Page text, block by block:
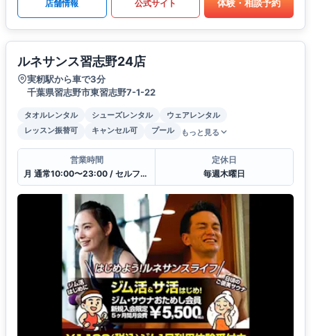
店舗情報 公式サイト 体験・相談予約
ルネサンス習志野24店
実籾駅から車で3分
千葉県習志野市東習志野7-1-22
タオルレンタル シューズレンタル
ウェアレンタル
レッスン振替可
キャンセル可 プール もっと見る
営業時間
月 通常10:00〜23:00 / セルフ23:00〜10:00 / 受付11:00〜21:00
定休日
毎週木曜日